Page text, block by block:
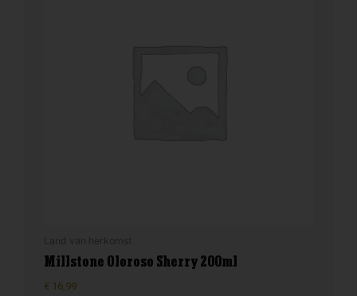
Millstone Oloroso Sherry 200ml
€ 16,99